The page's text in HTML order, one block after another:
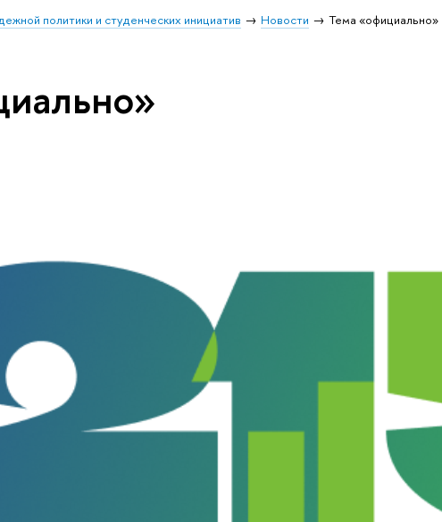
политики и студенческих инициатив Новости Тема «официально»